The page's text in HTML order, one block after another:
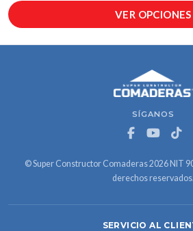
VER OPCIONES
SÍGANOS
© Super Constructor Comaderas 2026 NIT
derechos reservados.
SERVICIO AL